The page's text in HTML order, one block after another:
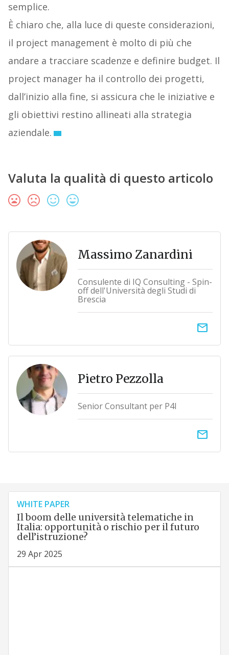
semplice.
È chiaro che, alla luce di queste considerazioni,
il project management è molto di più che
andare a tracciare scadenze e definire budget. Il
project manager ha il controllo dei progetti,
dall’inizio alla fine, si assicura che le iniziative e
gli obiettivi restino allineati alla strategia
aziendale.
Valuta la qualità di questo articolo
Massimo Zanardini
Consulente di IQ Consulting - Spin-
off dell'Università degli Studi di
Brescia
email
Pietro Pezzolla
Senior Consultant per P4I
email
WHITE PAPER
Il boom delle università telematiche in
Italia: opportunità o rischio per il futuro
dell’istruzione?
29 Apr 2025